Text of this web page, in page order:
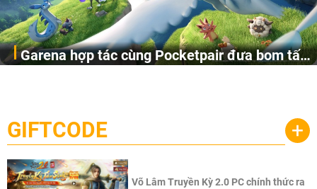
Garena hợp tác cùng Pocketpair đưa bom tấn
cầu, theo giấy phép chính thức từ công ty game Nhật Bản
Pocketpair, Inc.
GIFTCODE +
Võ Lâm Truyền Kỳ 2.0 PC chính thức ra